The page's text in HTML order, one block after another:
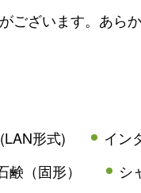
ございます。あら
形式) イン
鹸（固形） シ